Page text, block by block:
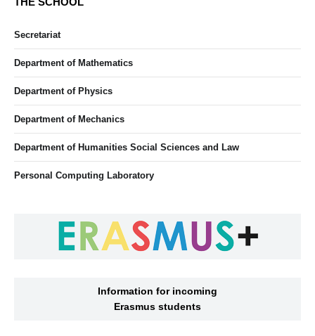
Secretariat
Department of Mathematics
Department of Physics
Department of Mechanics
Department of Humanities Social Sciences and Law
Personal Computing Laboratory
Information for incoming
Erasmus students